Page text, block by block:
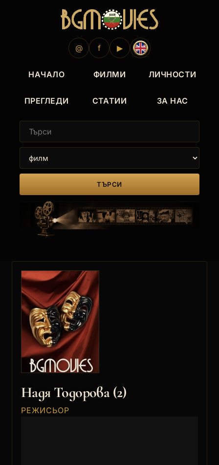
@ f ▶
НАЧАЛО ФИЛМИ ЛИЧНОСТИ
ПРЕГЛЕДИ СТАТИИ ЗА НАС
ТЪРСИ
Надя Тодорова (2)
РЕЖИСЬОР